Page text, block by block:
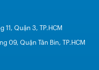
11, Quận 3, TP.HCM
09, Quận Tân Bin, TP.HCM